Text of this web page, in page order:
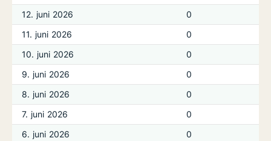
12. juni 2026
0
11. juni 2026
0
10. juni 2026
0
9. juni 2026
0
8. juni 2026
0
7. juni 2026
0
6. juni 2026
0